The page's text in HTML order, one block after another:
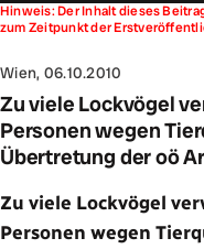
Hinweis: Der Inhalt dieses
zum Zeitpunkt der
Wien, 06.10.2010
Zu viele Lockvögel
Personen wegen
Übertretung der oö
Zu viele Lockvögel
Personen wegen